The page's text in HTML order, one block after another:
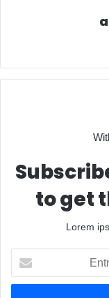
to get
Lorem
votre
adresse